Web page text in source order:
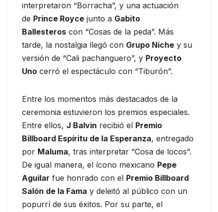
interpretaron “Borracha”, y una actuación
de Prince Royce junto a Gabito
Ballesteros con “Cosas de la peda”. Más
tarde, la nostalgia llegó con Grupo Niche y su
versión de “Cali pachanguero”, y Proyecto
Uno cerró el espectáculo con “Tiburón”.
Entre los momentos más destacados de la
ceremonia estuvieron los premios especiales.
Entre ellos, J Balvin recibió el Premio
Billboard Espíritu de la Esperanza, entregado
por Maluma, tras interpretar “Cosa de locos”.
De igual manera, el ícono mexicano Pepe
Aguilar fue honrado con el Premio Billboard
Salón de la Fama y deleitó al público con un
popurrí de sus éxitos. Por su parte, el